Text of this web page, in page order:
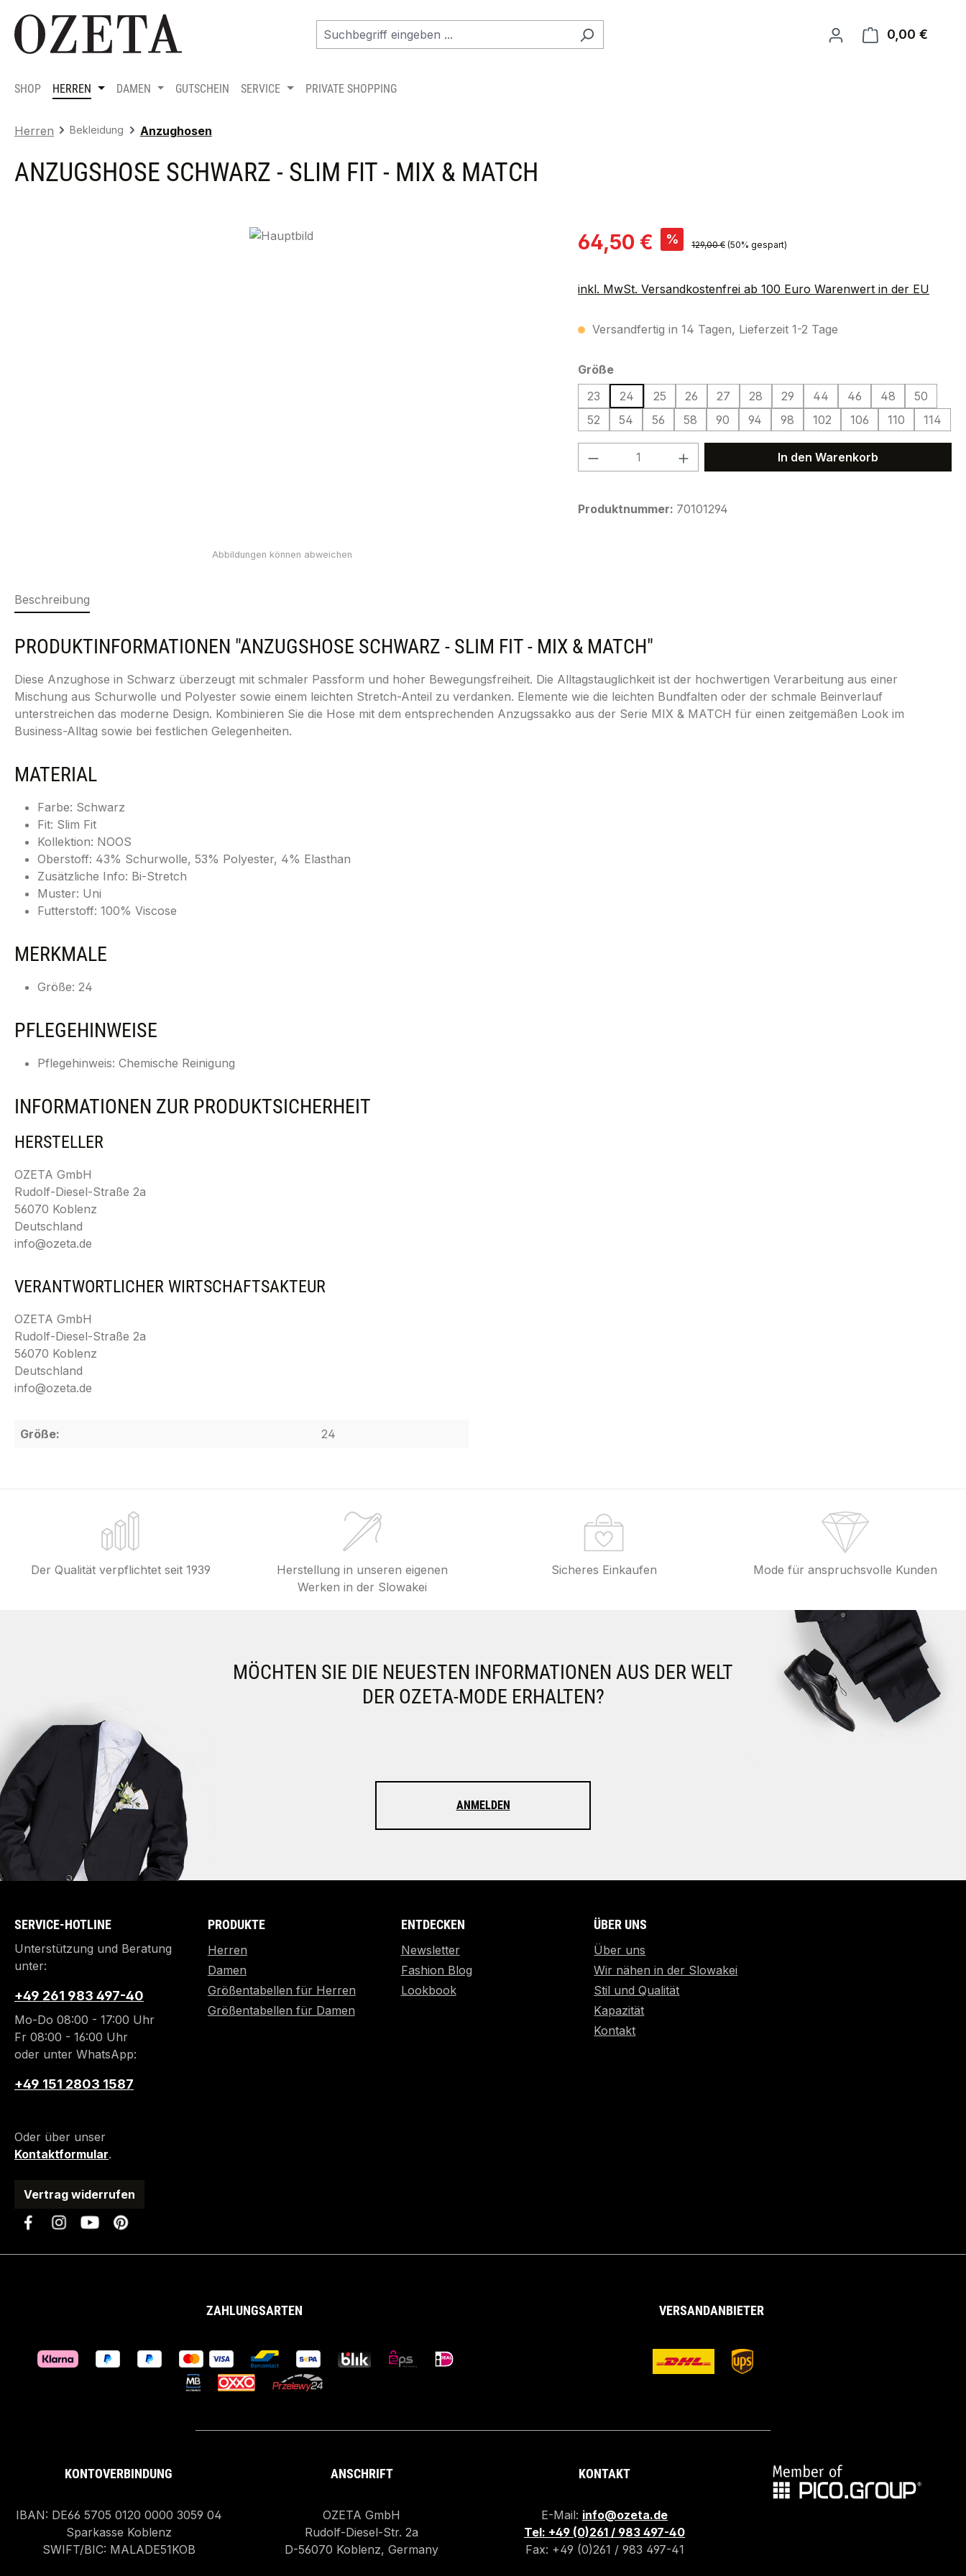
Hauptinhalt springen
Zur Suche springen
Zur Hauptnavigation springen
0,00 €
SHOP HERREN DAMEN GUTSCHEIN SERVICE PRIVATE SHOPPING
Herren Bekleidung Anzughosen
ANZUGSHOSE SCHWARZ - SLIM FIT - MIX & MATCH
Verkaufspreis:
64,50 € % Regulärer Preis:
129,00 € (50% gespart)
inkl. MwSt. Versandkostenfrei ab 100 Euro Warenwert in der EU
Versandfertig in 14 Tagen, Lieferzeit 1-2 Tage
Größeauswählen
23
24 25 26 27 28 29 44 46 48
50
52
54 56 58 90 94 98 102 106 110 114
Produkt Anzahl: Gib den gewünschten Wert
In den Warenkorb
Produktnummer: 70101294
Beschreibung
PRODUKTINFORMATIONEN "ANZUGSHOSE SCHWARZ - SLIM FIT - MIX & MATCH"
Diese Anzughose in Schwarz überzeugt mit schmaler Passform und hoher Bewegungsfreiheit. Die Alltagstauglichkeit ist der hochwertigen Verarbeitung aus einer
Mischung aus Schurwolle und Polyester sowie einem leichten Stretch-Anteil zu verdanken. Elemente wie die leichten Bundfalten oder der schmale Beinverlauf
unterstreichen das moderne Design. Kombinieren Sie die Hose mit dem entsprechenden Anzugssakko aus der Serie MIX & MATCH für einen zeitgemäßen Look im
Business-Alltag sowie bei festlichen Gelegenheiten.
MATERIAL
Farbe: Schwarz
Fit: Slim Fit
Kollektion: NOOS
Oberstoff: 43% Schurwolle, 53% Polyester, 4% Elasthan
Zusätzliche Info: Bi-Stretch
Muster: Uni
Futterstoff: 100% Viscose
MERKMALE
Größe: 24
PFLEGEHINWEISE
Pflegehinweis: Chemische Reinigung
INFORMATIONEN ZUR PRODUKTSICHERHEIT
HERSTELLER
OZETA GmbH
Rudolf-Diesel-Straße 2a
56070 Koblenz
Deutschland
info@ozeta.de
VERANTWORTLICHER WIRTSCHAFTSAKTEUR
OZETA GmbH
Rudolf-Diesel-Straße 2a
56070 Koblenz
Deutschland
info@ozeta.de
Größe: 24
Der Qualität verpflichtet seit 1939
Herstellung in unseren eigenen
Werken in der Slowakei
Sicheres Einkaufen Mode für anspruchsvolle Kunden
MÖCHTEN SIE DIE NEUESTEN INFORMATIONEN AUS DER WELT
DER OZETA-MODE ERHALTEN?
ANMELDEN
SERVICE-HOTLINE
Unterstützung und Beratung
unter:
+49 261 983 497-40
Mo-Do 08:00 - 17:00 Uhr
Fr 08:00 - 16:00 Uhr
oder unter WhatsApp:
+49 151 2803 1587
Oder über unser
Kontaktformular.
Vertrag widerrufen
PRODUKTE
Herren
Damen
Größentabellen für Herren
Größentabellen für Damen
ENTDECKEN
Newsletter
Fashion Blog
Lookbook
ÜBER UNS
Über uns
Wir nähen in der Slowakei
Stil und Qualität
Kapazität
Kontakt
ZAHLUNGSARTEN VERSANDANBIETER
KONTOVERBINDUNG
IBAN: DE66 5705 0120 0000 3059 04
Sparkasse Koblenz
SWIFT/BIC: MALADE51KOB
ANSCHRIFT
OZETA GmbH
Rudolf-Diesel-Str. 2a
D-56070 Koblenz, Germany
KONTAKT
E-Mail: info@ozeta.de
Tel: +49 (0)261 / 983 497-40
Fax: +49 (0)261 / 983 497-41